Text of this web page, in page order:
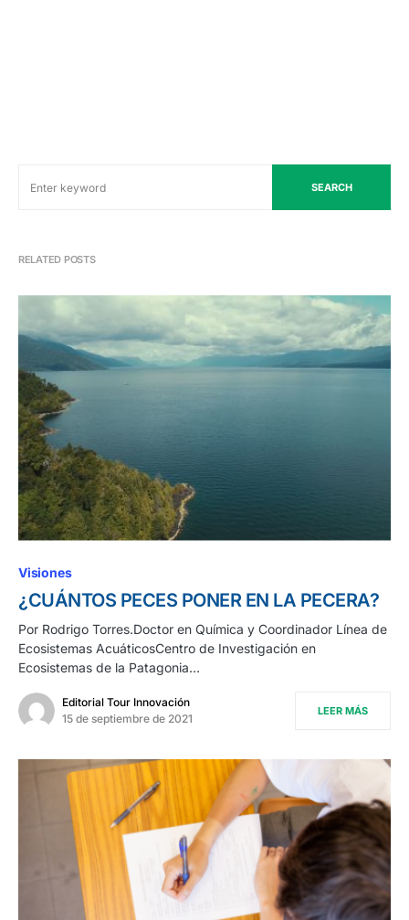
SEARCH
RELATED POSTS
Visiones
¿CUÁNTOS PECES PONER EN LA PECERA?
Por Rodrigo Torres.Doctor en Química y Coordinador Línea de
Ecosistemas AcuáticosCentro de Investigación en
Ecosistemas de la Patagonia…
Editorial Tour Innovación
15 de septiembre de 2021
LEER MÁS